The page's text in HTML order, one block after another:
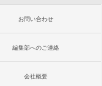
お問い合わせ
編集部へのご連絡
会社概要